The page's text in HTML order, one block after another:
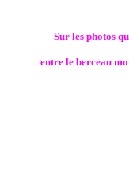
Sur les photos
entre le berceau